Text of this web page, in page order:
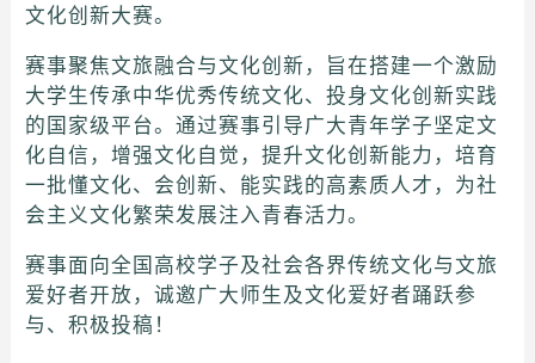
文化创新大赛。
赛事聚焦文旅融合与文化创新，旨在搭建一个激励
大学生传承中华优秀传统文化、投身文化创新实践
的国家级平台。通过赛事引导广大青年学子坚定文
化自信，增强文化自觉，提升文化创新能力，培育
一批懂文化、会创新、能实践的高素质人才，为社
会主义文化繁荣发展注入青春活力。
赛事面向全国高校学子及社会各界传统文化与文旅
爱好者开放，诚邀广大师生及文化爱好者踊跃参
与、积极投稿！